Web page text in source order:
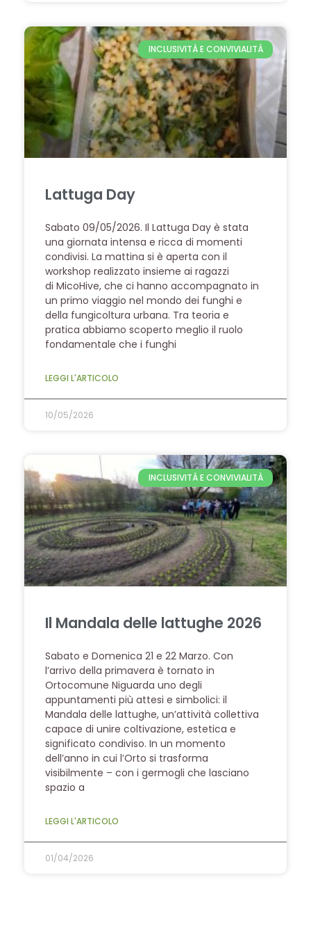
INCLUSIVITÀ E CONVIVIALITÀ
Lattuga Day
Sabato 09/05/2026. Il Lattuga Day è stata
una giornata intensa e ricca di momenti
condivisi. La mattina si è aperta con il
workshop realizzato insieme ai ragazzi
di MicoHive, che ci hanno accompagnato in
un primo viaggio nel mondo dei funghi e
della fungicoltura urbana. Tra teoria e
pratica abbiamo scoperto meglio il ruolo
fondamentale che i funghi
LEGGI L'ARTICOLO
10/05/2026
INCLUSIVITÀ E CONVIVIALITÀ
Il Mandala delle lattughe 2026
Sabato e Domenica 21 e 22 Marzo. Con
l’arrivo della primavera è tornato in
Ortocomune Niguarda uno degli
appuntamenti più attesi e simbolici: il
Mandala delle lattughe, un’attività collettiva
capace di unire coltivazione, estetica e
significato condiviso. In un momento
dell’anno in cui l’Orto si trasforma
visibilmente – con i germogli che lasciano
spazio a
LEGGI L'ARTICOLO
01/04/2026